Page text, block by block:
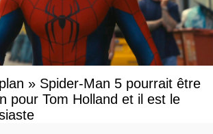
» Spider-Man 5 pourrait être
pour Tom Holland et il est le